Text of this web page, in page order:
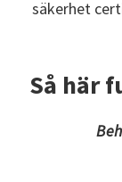
Så här